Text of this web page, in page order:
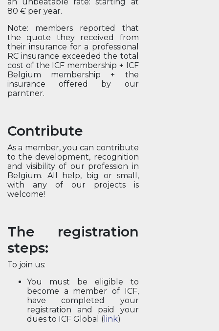
80 € per year.
Note: members reported that
the quote they received from
their insurance for a professional
RC insurance exceeded the total
cost of the ICF membership + ICF
Belgium membership + the
insurance offered by our
parntner.
Contribute
As a member, you can contribute
to the development, recognition
and visibility of our profession in
Belgium. All help, big or small,
with any of our projects is
welcome!
The registration
steps:
To join us:
You must be eligible to
become a member of ICF,
have completed your
registration and paid your
dues to ICF Global ( link)